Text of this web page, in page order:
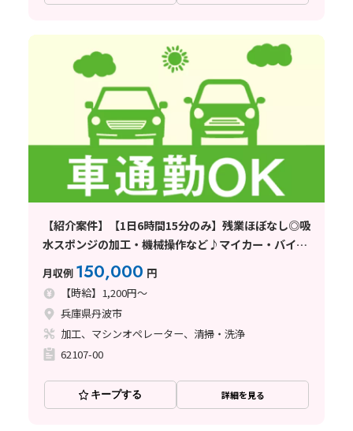
【紹介案件】【1日6時間15分のみ】残業ほぼなし◎吸
水スポンジの加工・機械操作など♪マイカー・バイク
通勤OK◎
月収例 150,000 円
【時給】1,200円～
兵庫県丹波市
加工、マシンオペレーター、清掃・洗浄
62107-00
キープする 詳細を見る